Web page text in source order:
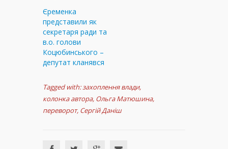
Єременка
представили як
секретаря ради та
в.о. голови
Коцюбинського –
депутат кланявся
Tagged with:захоплення влади,
колонка автора, Ольга Матюшина,
переворот, Сергій Даніш